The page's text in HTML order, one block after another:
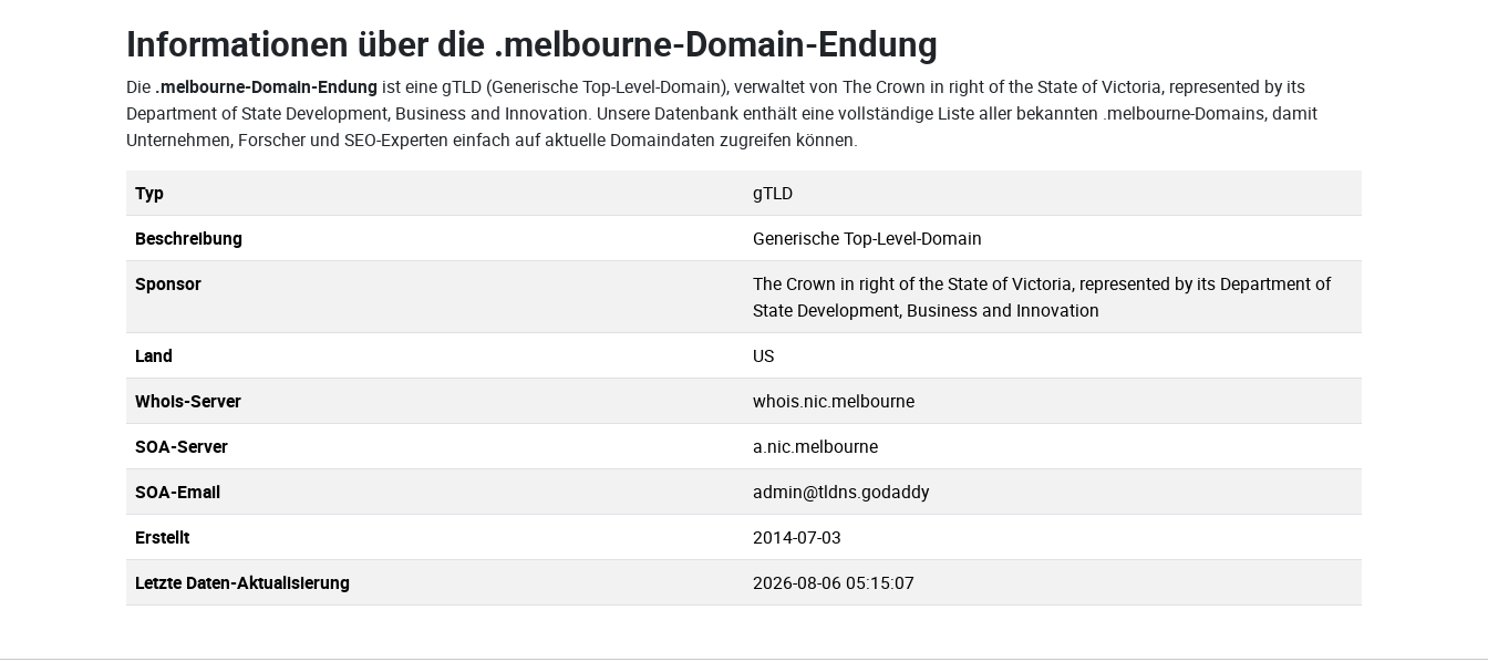
Informationen über die .melbourne-Domain-Endung
Die .melbourne-Domain-Endung ist eine gTLD (Generische Top-Level-Domain), verwaltet von The Crown in right of the State of Victoria, represented by its
Department of State Development, Business and Innovation. Unsere Datenbank enthält eine vollständige Liste aller bekannten .melbourne-Domains, damit
Unternehmen, Forscher und SEO-Experten einfach auf aktuelle Domaindaten zugreifen können.
Typ
gTLD
Beschreibung
Generische Top-Level-Domain
Sponsor
The Crown in right of the State of Victoria, represented by its Department of
State Development, Business and Innovation
Land
US
Whois-Server
whois.nic.melbourne
SOA-Server
a.nic.melbourne
SOA-Email
admin@tldns.godaddy
Erstellt
2014-07-03
Letzte Daten-Aktualisierung
2026-08-06 05:15:07